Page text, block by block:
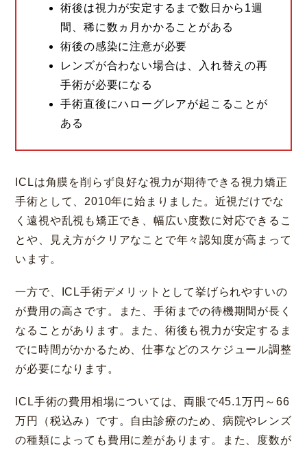
術後は視力が安定するまで数日から1週
間、稀に数ヵ月かかることがある
術後の感染に注意が必要
レンズが合わない場合は、入れ替えの再
手術が必要になる
手術直後にハローグレアが起こることが
ある
ICLは角膜を削らず良好な視力が期待できる視力矯正
手術として、2010年に始まりました。近視だけでな
く遠視や乱視も矯正でき、幅広い度数に対応できるこ
とや、見え方がクリアなことで年々認知度が高まって
います。
一方で、ICL手術デメリットとして挙げられやすいの
が費用の高さです。また、手術までの待機期間が長く
なることがあります。また、術後も視力が安定するま
でに時間がかかるため、仕事などのスケジュール調整
が必要になります。
ICL手術の費用相場については、両眼で45.1万円～66
万円（税込み）です。自由診療のため、病院やレンズ
の種類によっても費用に差があります。また、度数が